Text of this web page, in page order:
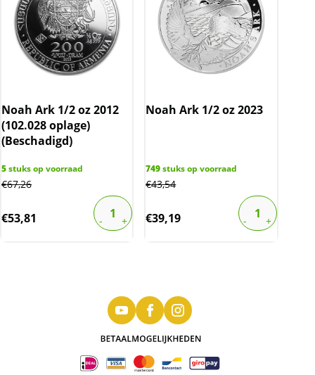
Noah Ark 1/2 oz 2012
(102.028 oplage)
(Beschadigd)
5stuks op voorraad
€67,26
€53,81
Noah Ark 1/2 oz 2023
749stuks op voorraad
€43,54
€39,19